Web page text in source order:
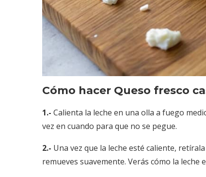
Cómo hacer Queso fresco
1.- Calienta la leche en una olla a fuego
vez en cuando para que no se pegue.
2.- Una vez que la leche esté caliente,
remueves suavemente. Verás cómo la leche